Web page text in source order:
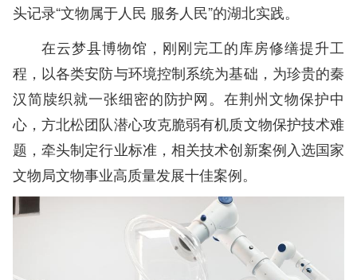
头记录“文物属于人民 服务人民”的湖北实践。
在云梦县博物馆，刚刚完工的库房修缮提升工
程，以各类安防与环境控制系统为基础，为珍贵的秦
汉简牍织就一张细密的防护网。在荆州文物保护中
心，方北松团队潜心攻克脆弱有机质文物保护技术难
题，牵头制定行业标准，相关技术创新案例入选国家
文物局文物事业高质量发展十佳案例。